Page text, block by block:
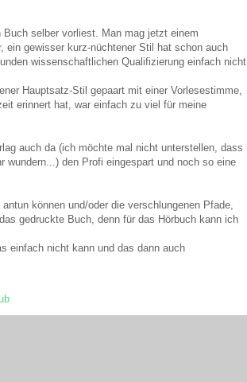
selber vorliest. Man mag jetzt einem
ein gewisser kurz-nüchtener Stil hat schon auch
wissenschaftlichen Qualifizierung einfach nicht
Hauptsatz-Stil gepaart mit einer Vorlesestimme,
erinnert hat, war einfach zu viel für meine
auch da (ich möchte mal nicht unterstellen, dass
wundern...) den Profi eingespart und noch so eine
können und/oder die verschlungenen Pfade,
gedruckte Buch, denn für das Hörbuch kann ich
einfach nicht kann und das dann auch